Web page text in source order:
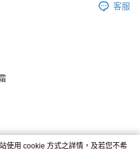
工作天到店，7天內取。逾期後
客服
使用 cookie 方式之詳情，及若您不希